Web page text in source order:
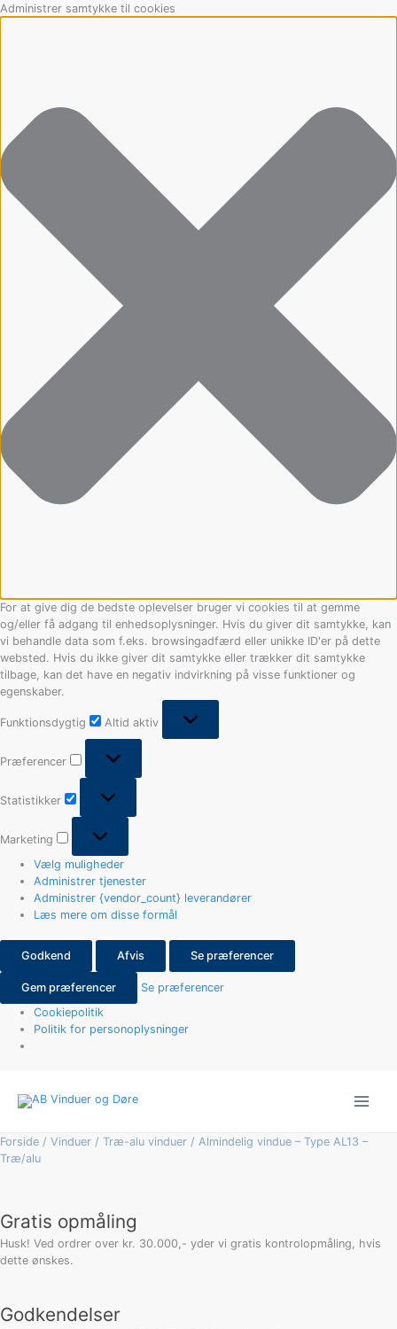
Administrer samtykke til cookies
For at give dig de bedste oplevelser bruger vi cookies til at gemme
og/eller få adgang til enhedsoplysninger. Hvis du giver dit samtykke, kan
vi behandle data som f.eks. browsingadfærd eller unikke ID'er på dette
websted. Hvis du ikke giver dit samtykke eller trækker dit samtykke
tilbage, kan det have en negativ indvirkning på visse funktioner og
egenskaber.
Funktionsdygtig
Funktionsdygtig
Altid aktiv
Præferencer
Præferencer
Statistikker
Statistikker
Marketing
Marketing
Vælg muligheder
Administrer tjenester
Administrer {vendor_count} leverandører
Læs mere om disse formål
Godkend Afvis Se præferencer
Gem præferencer
Se præferencer
Cookiepolitik
Politik for personoplysninger
Gå
Forside / Vinduer / Træ-alu vinduer / Almindelig vindue – Type AL13 –
Træ/alu
Gratis opmåling
Husk! Ved ordrer over kr. 30.000,- yder vi gratis kontrolopmåling, hvis
dette ønskes.
Godkendelser
vindue
AL13
-